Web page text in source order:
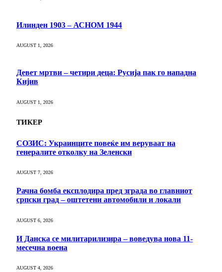
Илинден 1903 – АСНОМ 1944
AUGUST 1, 2026
Девет мртви – четири деца: Русија пак го нападна
Кијив
AUGUST 1, 2026
ТИКЕР
СОЗИС: Украинците повеќе им веруваат на
генералите отколку на Зеленски
AUGUST 7, 2026
Рачна бомба експлодира пред зграда во главниот
српски град – оштетени автомобили и локали
AUGUST 6, 2026
И Данска се милитарилизира – воведува нова 11-
месечна воена
AUGUST 4, 2026